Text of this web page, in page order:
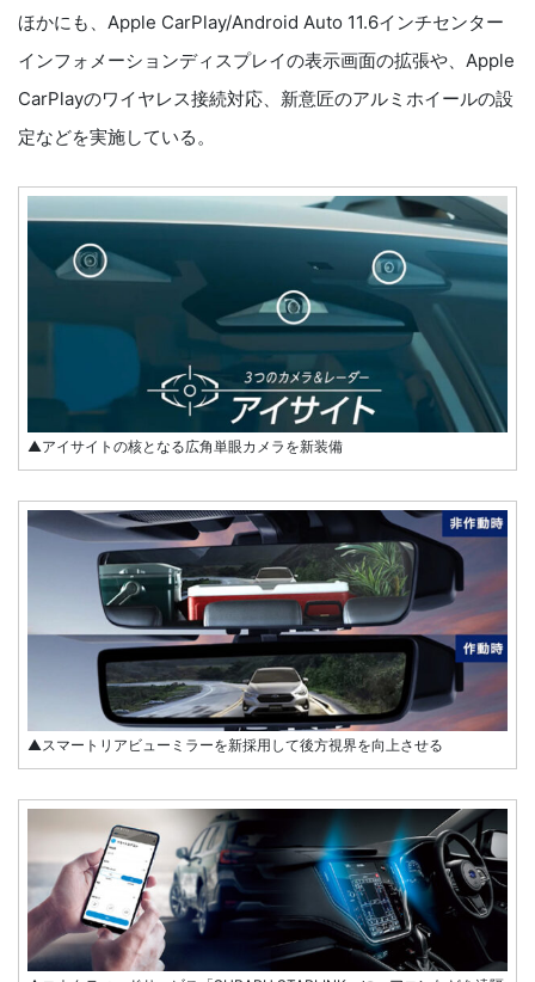
ほかにも、Apple CarPlay/Android Auto 11.6インチセンター
インフォメーションディスプレイの表示画面の拡張や、Apple
CarPlayのワイヤレス接続対応、新意匠のアルミホイールの設
定などを実施している。
▲アイサイトの核となる広角単眼カメラを新装備
▲スマートリアビューミラーを新採用して後方視界を向上させる